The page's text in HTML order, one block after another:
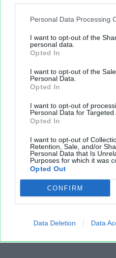
Personal Data Processing
I want to opt-out of the
personal data.
Opted In
I want to opt-out of the
Personal Data.
Opted In
I want to opt-out of
Personal Data for Targeted
Opted In
I want to opt-out of
Retention, Sale, and/or
Personal Data that Is
Purposes for which it was
Opted Out
CONFIRM
Data Deletion Data
Sur le même sujet..
blanc survetement
coach
adulte chicago
Partager le fichier